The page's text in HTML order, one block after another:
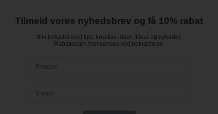
Tilmeld vores nyhedsbrev og få 10% rabat
Bliv forkælet med tips, kreative idéer, tilbud og nyheder.
Rabatkoden fremsendes ved bekræftelse.